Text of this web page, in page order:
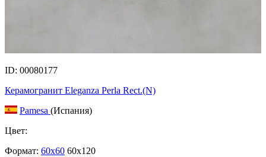
ID: 00080177
Керамогранит Eleganza Perla Rect.(N)
Pamesa (Испания)
Цвет:
Формат: 60x60 60x120